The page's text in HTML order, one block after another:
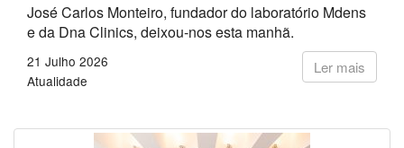
José Carlos Monteiro, fundador do laboratório Mdens
e da Dna Clinics, deixou-nos esta manhã.
Ler mais
21 Julho 2026
Atualidade